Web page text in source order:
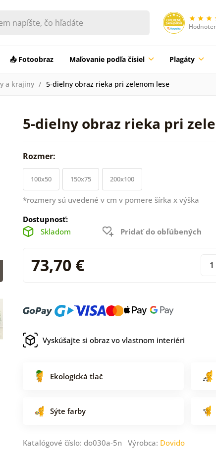
📤 Fotoobraz Maľovanie podľa čísiel Plagáty
a krajiny 5-dielny obraz rieka pri zelenom lese
5-dielny obraz rieka pri
Rozmer:
100x50 150x75 200x100
*rozmery sú uvedené v cm v pomere šírka x výška
Dostupnosť:
Skladom
Pridať do obľúbených
73,70 €
Vyskúšajte si obraz vo vlastnom interiéri
Ekologická tlač
Sýte farby
Katalógové číslo: do030a-5n Výrobca: Dovido